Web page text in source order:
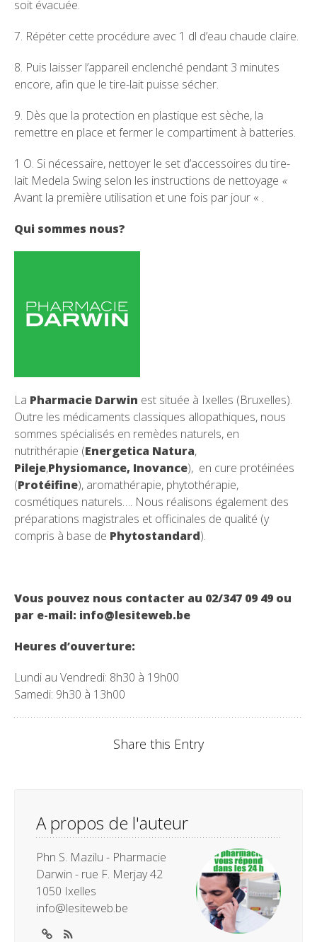
soit évacuée.
7. Répéter cette procédure avec 1 dl d’eau chaude claire.
8. Puis laisser l’appareil enclenché pendant 3 minutes
encore, afin que le tire-lait puisse sécher.
9. Dès que la protection en plastique est sèche, la
remettre en place et fermer le compartiment à batteries.
1 O. Si nécessaire, nettoyer le set d’accessoires du tire-
lait Medela Swing selon les instructions de nettoyage «
Avant la première utilisation et une fois par jour « .
Qui sommes nous?
La Pharmacie Darwin est située à Ixelles (Bruxelles).
Outre les médicaments classiques allopathiques, nous
sommes spécialisés en remèdes naturels, en
nutrithérapie (Energetica Natura,
Pileje,Physiomance, Inovance), en cure protéinées
(Protéifine), aromathérapie, phytothérapie,
cosmétiques naturels…. Nous réalisons également des
préparations magistrales et officinales de qualité (y
compris à base de Phytostandard).
Vous pouvez nous contacter au 02/347 09 49 ou
par e-mail: info@lesiteweb.be
Heures d’ouverture:
Lundi au Vendredi: 8h30 à 19h00
Samedi: 9h30 à 13h00
Share this Entry
A propos de l'auteur
Phn S. Mazilu - Pharmacie
Darwin - rue F. Merjay 42
1050 Ixelles
info@lesiteweb.be